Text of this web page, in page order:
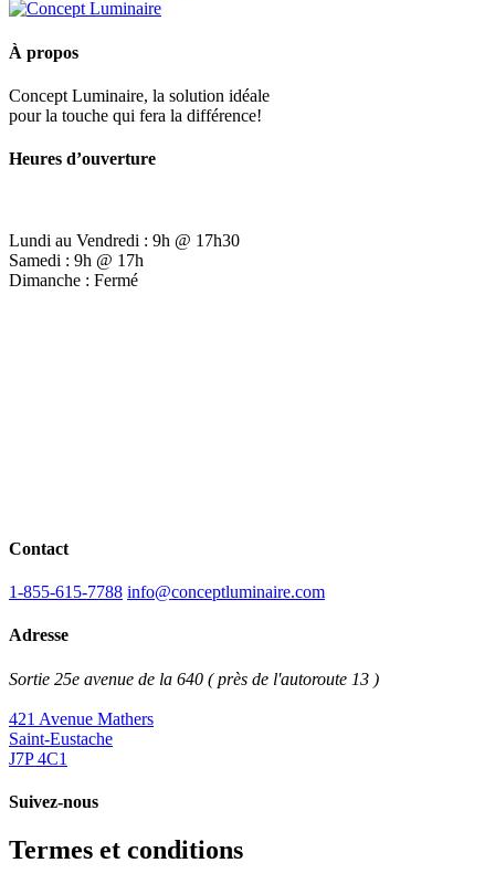
À propos
Concept Luminaire, la solution idéale
pour la touche qui fera la différence!
Heures d’ouverture
Lundi au Vendredi : 9h @ 17h30
Samedi : 9h @ 17h
Dimanche : Fermé
Contact
1-855-615-7788 info@conceptluminaire.com
Adresse
Sortie 25e avenue de la 640 ( près de l'autoroute 13 )
421 Avenue Mathers
Saint-Eustache
J7P 4C1
Suivez-nous
Termes et conditions